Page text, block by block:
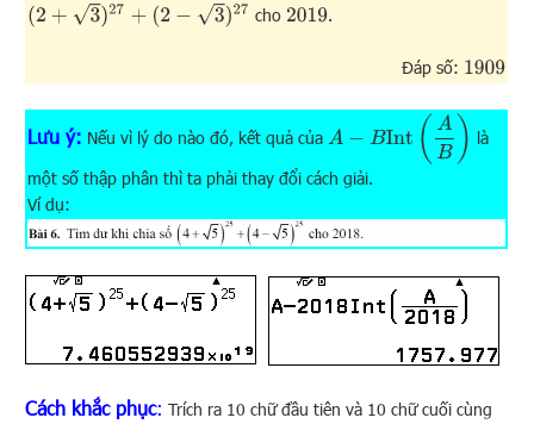
(2+3) 27+(2− 3)27 cho 2019 .
Đáp số: 1909
Lưu ý: Nếu vì lý do nào đó, kết quả của là
một số thập phân thì ta phải thay đổi cách giải.
Ví dụ:
Cách khắc phục: Trích ra 10 chữ đầu tiên và 10 chữ cuối cùng